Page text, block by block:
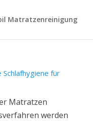
Matratzenreinigung
für
Matratzen
werden